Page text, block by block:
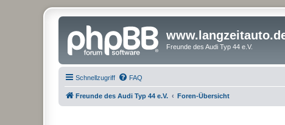
Freunde des Audi Typ 44 e.V.
Schnellzugriff FAQ
Freunde des Audi Typ 44 e.V. Foren-Übersicht